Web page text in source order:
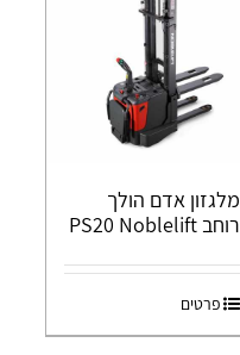
מלגזון אדם הולך
רוחב PS20 Noblelift
פרטים